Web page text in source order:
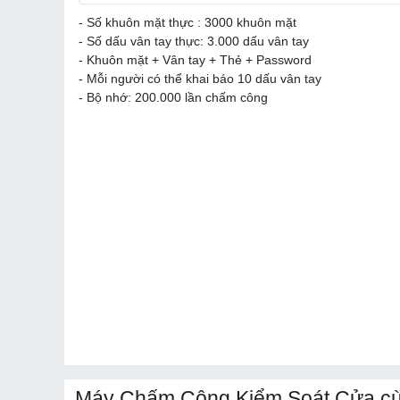
- Số khuôn mặt thực : 3000 khuôn mặt
- Số dấu vân tay thực: 3.000 dấu vân tay
- Khuôn mặt + Vân tay + Thẻ + Password
- Mỗi người có thể khai báo 10 dấu vân tay
- Bộ nhớ: 200.000 lần chấm công